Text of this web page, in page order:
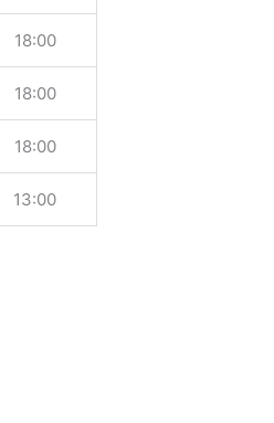
18:00
18:00
18:00
13:00